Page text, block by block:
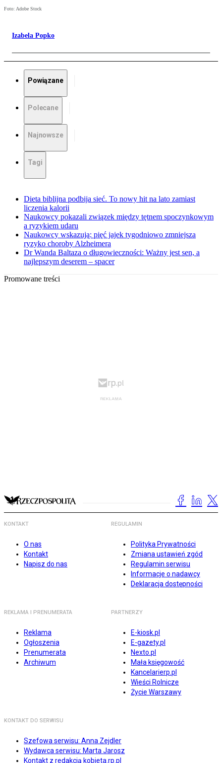
Foto: Adobe Stock
Izabela Popko
Powiązane
Polecane
Najnowsze
Tagi
Dieta biblijna podbija sieć. To nowy hit na lato zamiast
liczenia kalorii
Naukowcy pokazali związek między tętnem spoczynkowym
a ryzykiem udaru
Naukowcy wskazują: pięć jajek tygodniowo zmniejsza
ryzyko choroby Alzheimera
Dr Wanda Baltaza o długowieczności: Ważny jest sen, a
najlepszym deserem – spacer
Promowane treści
KONTAKT
O nas
Kontakt
Napisz do nas
REGULAMIN
Polityka Prywatności
Zmiana ustawień zgód
Regulamin serwisu
Informacje o nadawcy
Deklaracja dostępności
REKLAMA I PRENUMERATA
Reklama
Ogłoszenia
Prenumerata
Archiwum
PARTNERZY
E-kiosk.pl
E-gazety.pl
Nexto.pl
Mała księgowość
Kancelarierp.pl
Wieści Rolnicze
Życie Warszawy
KONTAKT DO SERWISU
Szefowa serwisu: Anna Zejdler
Wydawca serwisu: Marta Jarosz
Kontakt z redakcją kobieta.rp.pl